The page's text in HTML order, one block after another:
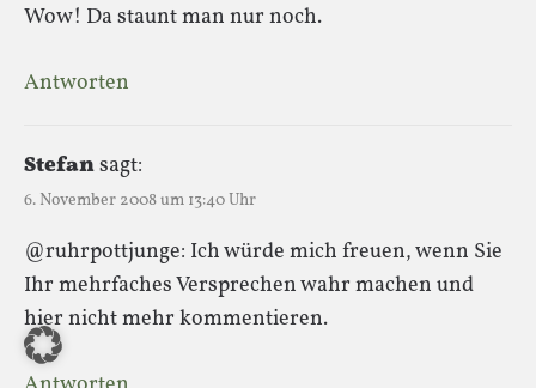
Wow! Da staunt man nur noch.
Antworten
Stefansagt:
6. November 2008 um 13:40 Uhr
@ruhrpottjunge: Ich würde mich freuen, wenn Sie
Ihr mehrfaches Versprechen wahr machen und
hier nicht mehr kommentieren.